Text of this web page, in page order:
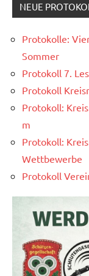
NEUE
Protokolle:
Sommer
Protokoll 7.
Protokoll
Protokoll:
m
Protokoll:
Wettbewerbe
Protokoll